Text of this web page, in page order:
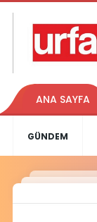
ANA SAYFA
GÜNDEM